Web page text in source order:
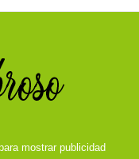
mostrar publicidad